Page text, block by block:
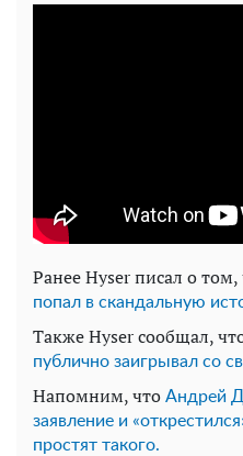
Ранее Hyser писал о том,
попал в скандальную
Также Hyser сообщал,
публично заигрывал со
Напомним, что Андрей
заявление и
простят такого.